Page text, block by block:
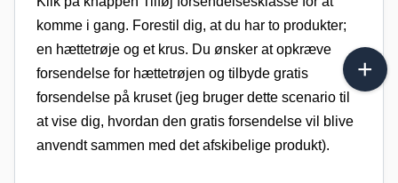
komme i gang. Forestil dig, at du har to produkter;
en hættetrøje og et krus. Du ønsker at opkræve
forsendelse for hættetrøjen og tilbyde gratis
forsendelse på kruset (jeg bruger dette scenario til
at vise dig, hvordan den gratis forsendelse vil blive
anvendt sammen med det afskibelige produkt).